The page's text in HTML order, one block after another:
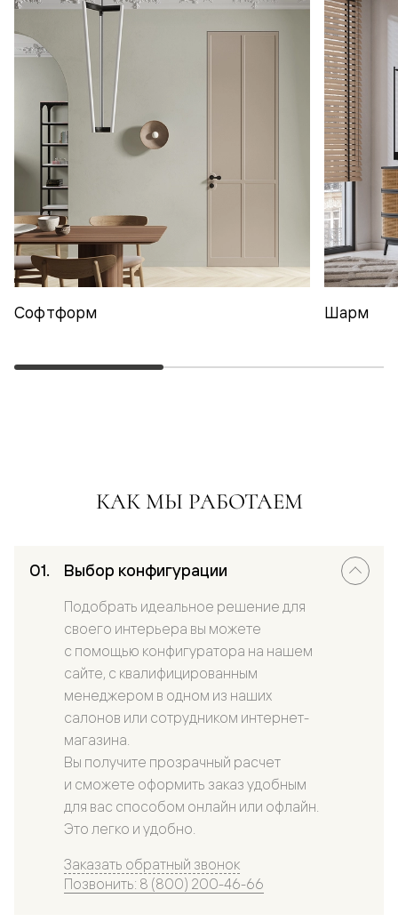
Софтформ Шарм
КАК МЫ РАБОТАЕМ
Выбор конфигурации
Подобрать идеальное решение для
своего интерьера вы можете
с помощью конфигуратора на нашем
сайте, с квалифицированным
менеджером в одном из наших
салонов или сотрудником интернет-
магазина.
Вы получите прозрачный расчет
и сможете оформить заказ удобным
для вас способом онлайн или офлайн.
Это легко и удобно.
Заказать обратный звонок
Позвонить: 8 (800) 200-46-66